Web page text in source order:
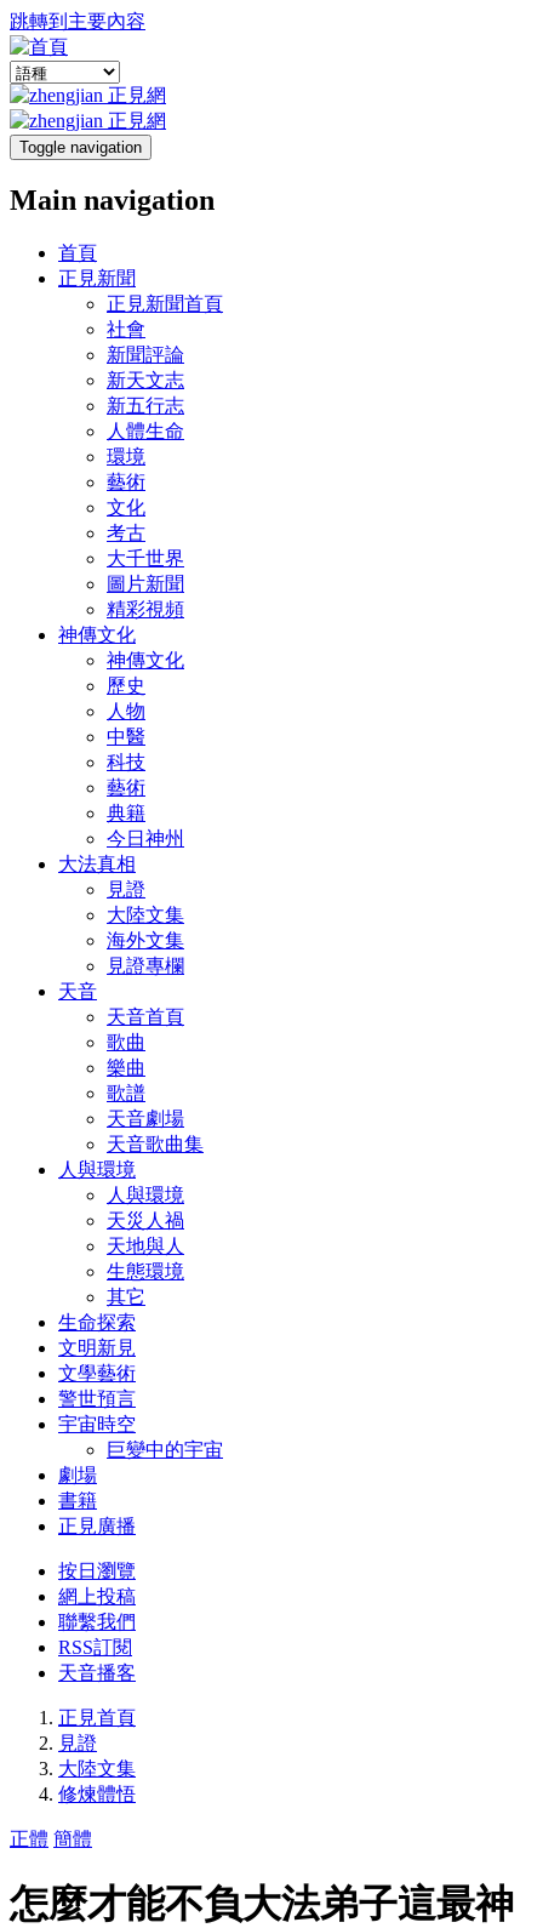
跳轉到主要內容
Toggle navigation
Main navigation
首頁
正見新聞
正見新聞首頁
社會
新聞評論
新天文志
新五行志
人體生命
環境
藝術
文化
考古
大千世界
圖片新聞
精彩視頻
神傳文化
神傳文化
歷史
人物
中醫
科技
藝術
典籍
今日神州
大法真相
見證
大陸文集
海外文集
見證專欄
天音
天音首頁
歌曲
樂曲
歌譜
天音劇場
天音歌曲集
人與環境
人與環境
天災人禍
天地與人
生態環境
其它
生命探索
文明新見
文學藝術
警世預言
宇宙時空
巨變中的宇宙
劇場
書籍
正見廣播
按日瀏覽
網上投稿
聯繫我們
RSS訂閱
天音播客
正見首頁
見證
大陸文集
修煉體悟
正體 簡體
怎麼才能不負大法弟子這最神